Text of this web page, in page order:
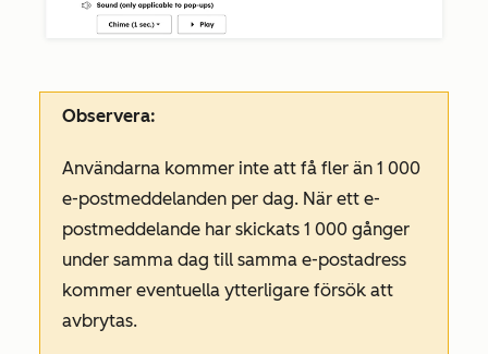
Observera:
Användarna kommer inte att få fler än 1 000
e-postmeddelanden per dag. När ett e-
postmeddelande har skickats 1 000 gånger
under samma dag till samma e-postadress
kommer eventuella ytterligare försök att
avbrytas.